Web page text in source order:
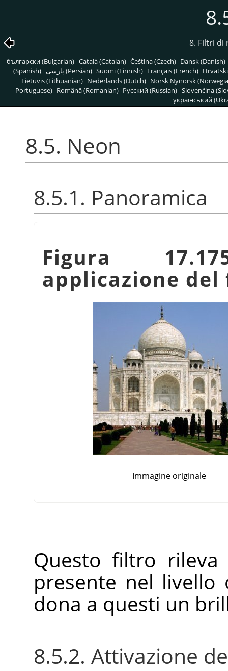
8. Filtri di
български (Bulgarian) Català (Catalan) Čeština (Czech) Dansk (Danish)
(Spanish)
پارسی (Persian) Suomi (Finnish) Français (French)
Lietuvis (Lithuanian) Nederlands (Dutch) Norsk Nynorsk
Portuguese) Română (Romanian) Pусский (Russian) Slovenčina
український
8.5. Neon
8.5.1. Panoramica
Figura
applicazione
Immagine originale
Questo filtro
presente nel livello
dona a questi un
8.5.2. Attivazione